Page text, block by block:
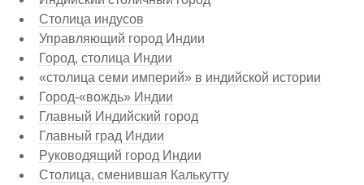
Столица индусов
Управляющий город Индии
Город, столица Индии
«столица семи империй» в индийской истории
Город-«вождь» Индии
Главный Индийский город
Главный град Индии
Руководящий город Индии
Столица, сменившая Калькутту